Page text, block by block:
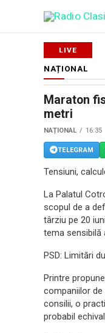
NAȚIONAL
Maraton
metri
NAȚIONAL 16:35
TELEGRAM
Tensiuni,
La Palatul
scopul de a
târziu pe 20
tema sensibilă
PSD: Limitări
Printre
companiilor
consilii, o
probabil